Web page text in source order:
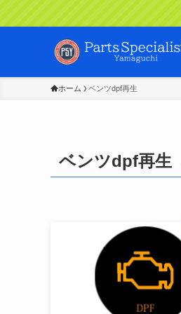
ホーム ベンツdpf再生
ベンツdpf再生